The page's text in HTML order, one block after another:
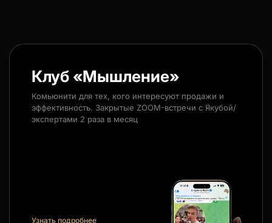
Клуб «Мышление»
Комьюнити для тех, кого интересуют продажи и
эффективность. Закрытые ZOOM-встречи с Якубой/
экспертами 2 раза в месяц
Узнать подробнее